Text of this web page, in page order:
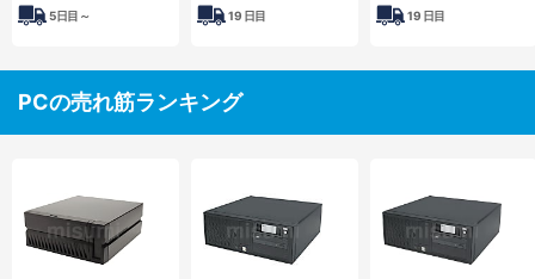
5日目～ 19 日目 19 日目
PCの売れ筋ランキング